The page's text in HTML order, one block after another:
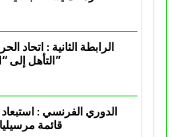
الرابطة الثانية : اتحاد
التأهل إلى “البلاي أوف”
الدوري الفرنسي :
قائمة